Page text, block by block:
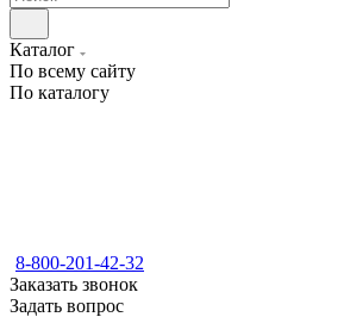
Каталог
По всему сайту
По каталогу
8-800-201-42-32
Заказать звонок
Задать вопрос